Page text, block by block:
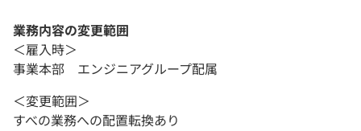
業務内容の変更範囲
＜雇入時＞
事業本部 エンジニアグループ配属
＜変更範囲＞
すべの業務への配置転換あり